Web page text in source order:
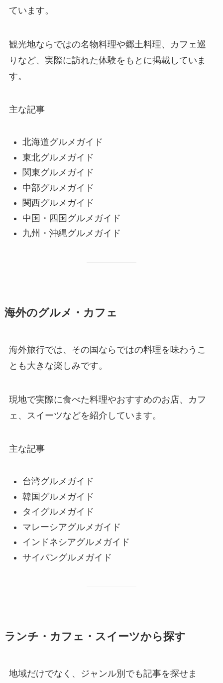
ています。
観光地ならではの名物料理や郷土料理、カフェ巡
りなど、実際に訪れた体験をもとに掲載していま
す。
主な記事
北海道グルメガイド
東北グルメガイド
関東グルメガイド
中部グルメガイド
関西グルメガイド
中国・四国グルメガイド
九州・沖縄グルメガイド
海外のグルメ・カフェ
海外旅行では、その国ならではの料理を味わうこ
とも大きな楽しみです。
現地で実際に食べた料理やおすすめのお店、カフ
ェ、スイーツなどを紹介しています。
主な記事
台湾グルメガイド
韓国グルメガイド
タイグルメガイド
マレーシアグルメガイド
インドネシアグルメガイド
サイパングルメガイド
ランチ・カフェ・スイーツから探す
地域だけでなく、ジャンル別でも記事を探せま